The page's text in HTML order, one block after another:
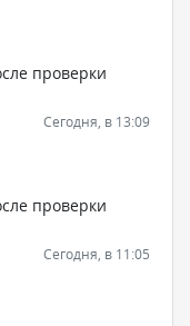
проверки
Сегодня, в 13:09
проверки
Сегодня, в 11:05